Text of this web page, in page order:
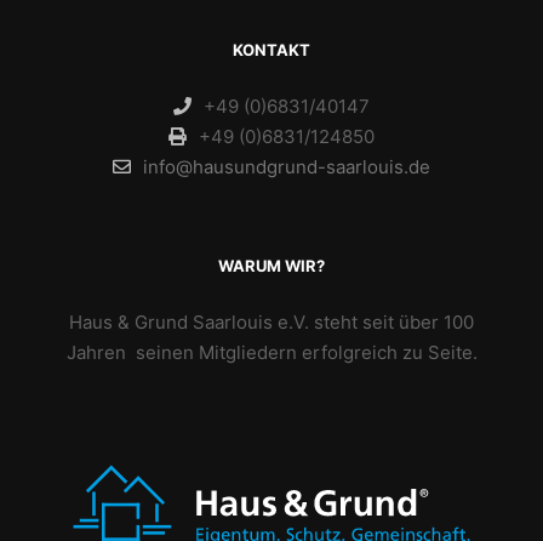
KONTAKT
+49 (0)6831/40147
+49 (0)6831/124850
info@hausundgrund-saarlouis.de
WARUM WIR?
Haus & Grund Saarlouis e.V. steht seit über 100
Jahren seinen Mitgliedern erfolgreich zu Seite.